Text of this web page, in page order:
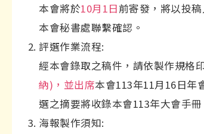
本會將於10月1日前寄發，將以投
本會秘書處聯繫確認。
評選作業流程:
經本會錄取之稿件，請依製作規格
納)，並出席本會113年11月16日年
選之摘要將收錄本會113年大會手冊
海報製作須知: